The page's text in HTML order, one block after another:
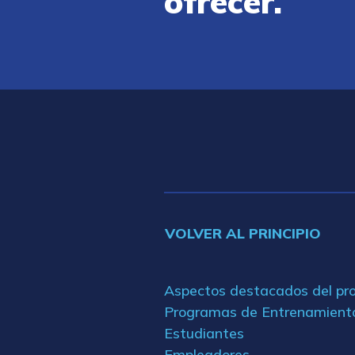
VOLVER AL PRINCIPIO
Aspectos destacados del
Programas de
Estudiantes